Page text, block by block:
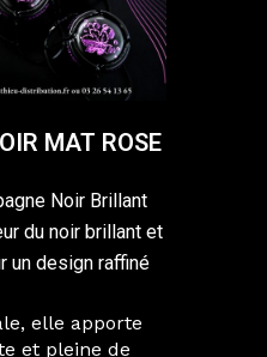
MAT ROSE
Noir Brillant
du noir brillant et
un design raffiné
elle apporte
et pleine de